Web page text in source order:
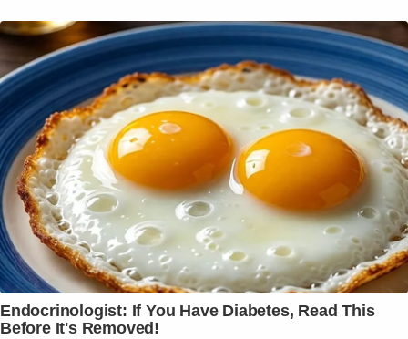
Endocrinologist: If You Have Diabetes, Read This
Before It's Removed!